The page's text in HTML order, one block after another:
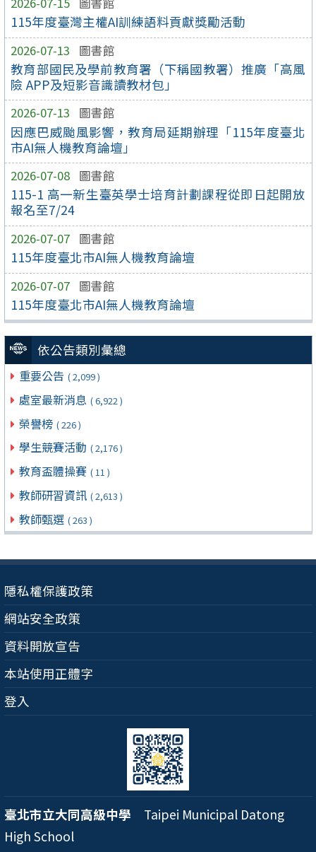
115年度臺灣主權AI訓練語料貢獻獎勵活動
2026-07-13 圖書館
教育部國民及學前教育署（下稱國教署）推廣「高風
險 APP及短影音識讀教材包」
2026-07-13 圖書館
因應巴威颱風影響，教育局延期辦理「115年度臺北
市AI無人機教育論壇」
2026-07-08 圖書館
115-1 高一新生臺英學士培育計劃課程從即日起開放
報名至7/24
2026-07-07 圖書館
115年度臺北市AI無人機教育論壇
2026-07-07 圖書館
115年度臺北市AI無人機教育論壇
依公告類別彙總
重要公告 ( 2,099 )
處室最新消息 ( 6,922 )
榮譽榜 ( 226 )
學生競賽活動 ( 2,176 )
教育盃體操賽 ( 11 )
教師研習資訊 ( 2,613 )
教師甄選 ( 263 )
隱私權保護政策
網站安全政策
資料開放宣告
本站使用正體字
登入
臺北市立大同高級中學 Taipei Municipal Datong
High School